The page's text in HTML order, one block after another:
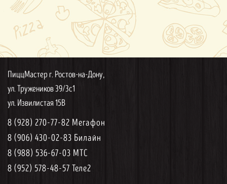
ПиццМастер г. Ростов-на-Дону,
ул. Тружеников 39/3с1
ул. Извилистая 15В
8 (928) 270-77-82 Мегафон
8 (906) 430-02-83 Билайн
8 (988) 536-67-03 МТС
8 (952) 578-48-57 Теле2